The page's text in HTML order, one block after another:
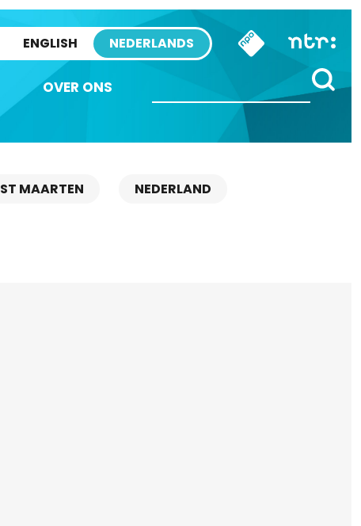
ENGLISH NEDERLANDS
OVER ONS
ST MAARTEN NEDERLAND